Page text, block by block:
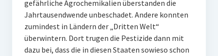
gefährliche Agrochemikalien überstanden die
Jahrtausendwende unbeschadet. Andere konnten
zumindest in Ländern der „Dritten Welt“
überwintern. Dort trugen die Pestizide dann mit
dazu bei, dass die in diesen Staaten sowieso schon